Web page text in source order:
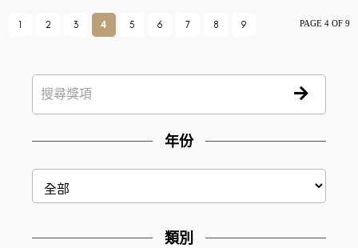
1 2 3 4 5 6 7 8 9 PAGE 4 OF 9
年份
類別